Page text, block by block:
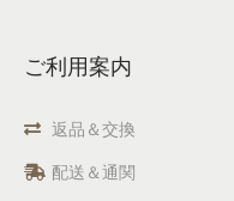
ご利用案内
返品＆交換
配送＆通関